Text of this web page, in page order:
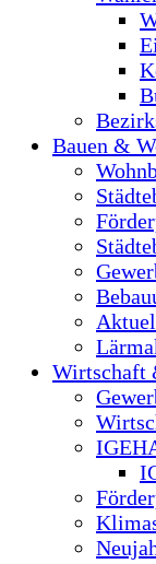
Bauen &
Wirtschaft